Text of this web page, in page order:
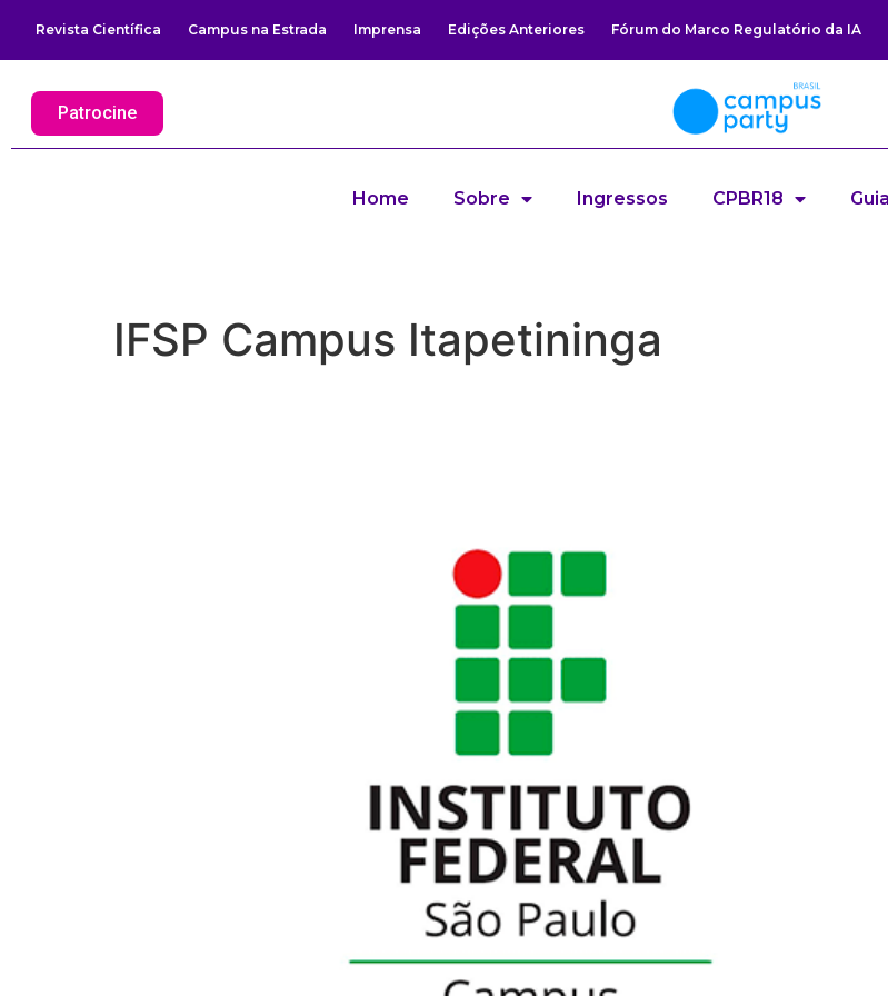
Revista Científica Campus na Estrada Imprensa Edições Anteriores Fórum do Marco Regulatório da IA
Patrocine
Home Sobre Ingressos CPBR18
IFSP Campus Itapetininga